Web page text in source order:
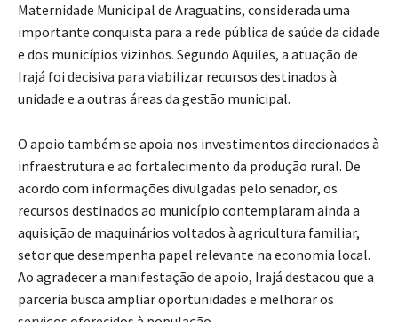
Maternidade Municipal de Araguatins, considerada uma
importante conquista para a rede pública de saúde da cidade
e dos municípios vizinhos. Segundo Aquiles, a atuação de
Irajá foi decisiva para viabilizar recursos destinados à
unidade e a outras áreas da gestão municipal.
O apoio também se apoia nos investimentos direcionados à
infraestrutura e ao fortalecimento da produção rural. De
acordo com informações divulgadas pelo senador, os
recursos destinados ao município contemplaram ainda a
aquisição de maquinários voltados à agricultura familiar,
setor que desempenha papel relevante na economia local.
Ao agradecer a manifestação de apoio, Irajá destacou que a
parceria busca ampliar oportunidades e melhorar os